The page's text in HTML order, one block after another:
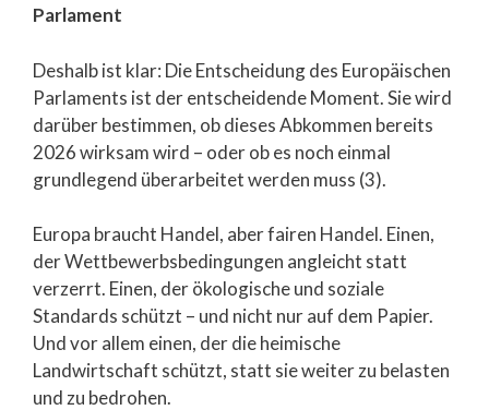
Parlament
Deshalb ist klar: Die Entscheidung des Europäischen
Parlaments ist der entscheidende Moment. Sie wird
darüber bestimmen, ob dieses Abkommen bereits
2026 wirksam wird – oder ob es noch einmal
grundlegend überarbeitet werden muss (3).
Europa braucht Handel, aber fairen Handel. Einen,
der Wettbewerbsbedingungen angleicht statt
verzerrt. Einen, der ökologische und soziale
Standards schützt – und nicht nur auf dem Papier.
Und vor allem einen, der die heimische
Landwirtschaft schützt, statt sie weiter zu belasten
und zu bedrohen.